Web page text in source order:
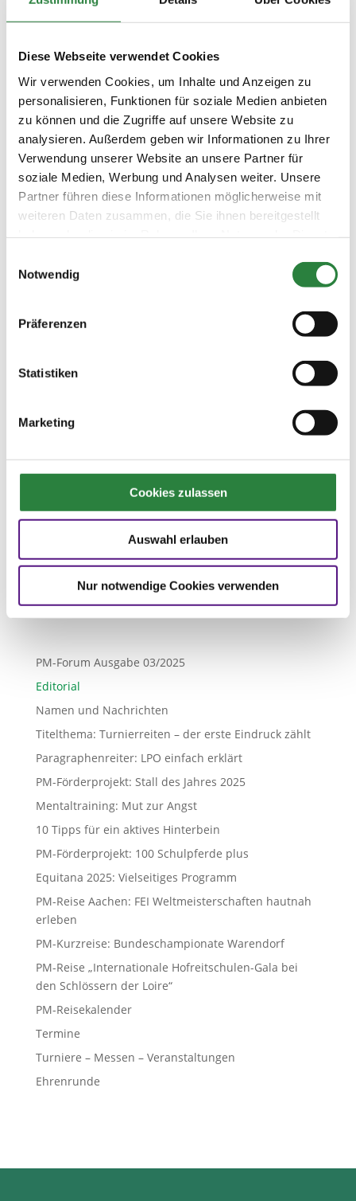
Diese Webseite verwendet Cookies
Wir verwenden Cookies, um Inhalte und Anzeigen zu
personalisieren, Funktionen für soziale Medien anbieten
zu können und die Zugriffe auf unsere Website zu
analysieren. Außerdem geben wir Informationen zu Ihrer
Verwendung unserer Website an unsere Partner für
soziale Medien, Werbung und Analysen weiter. Unsere
Partner führen diese Informationen möglicherweise mit
weiteren Daten zusammen, die Sie ihnen bereitgestellt
Notwendig
Präferenzen
Statistiken
Marketing
Cookies zulassen
Auswahl erlauben
Nur notwendige Cookies verwenden
EQU25_PM gibt es 10 Prozent Rabatt im
Top Shows und Ausbildungsabende. Einfach
die eigene PM-Nummer als Gutscheincode
nutzen und an der Messekasse die
Mitgliedskarte vorzeigen.
Wir freuen uns auf Ihren Besuch und
wünschen Ihnen eine erlebnisreiche Equitana
2025!


Ausgabe 03/2025
Namen und Nachrichten
PM-Forum Ausgabe 03/2025
Editorial
Namen und Nachrichten
Titelthema: Turnierreiten – der erste Eindruck zählt
Paragraphenreiter: LPO einfach erklärt
PM-Förderprojekt: Stall des Jahres 2025
Mentaltraining: Mut zur Angst
10 Tipps für ein aktives Hinterbein
PM-Förderprojekt: 100 Schulpferde plus
Equitana 2025: Vielseitiges Programm
PM-Reise Aachen: FEI Weltmeisterschaften hautnah
erleben
PM-Kurzreise: Bundeschampionate Warendorf
PM-Reise „Internationale Hofreitschulen-Gala bei
den Schlössern der Loire“
PM-Reisekalender
Termine
Turniere – Messen – Veranstaltungen
Ehrenrunde